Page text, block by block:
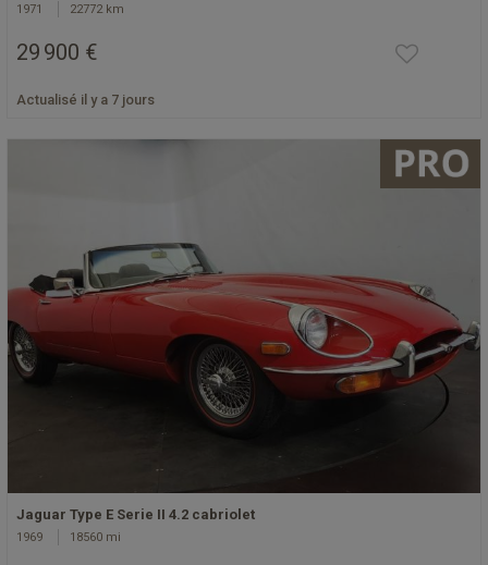
1971 22772 km
29 900 €
Actualisé il y a 7 jours
Jaguar Type E Serie II 4.2 cabriolet
1969 18560 mi